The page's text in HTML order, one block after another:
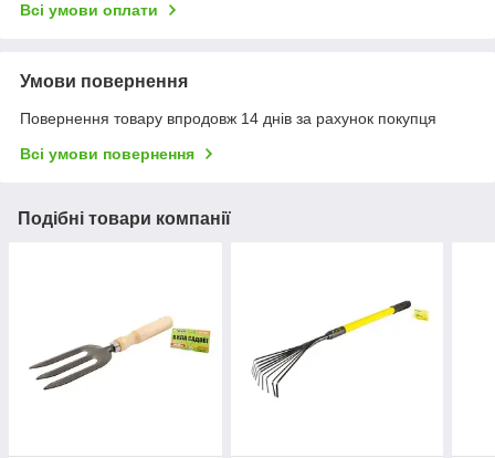
Всі умови оплати
Умови повернення
Повернення товару впродовж 14 днів за рахунок покупця
Всі умови повернення
Подібні товари компанії